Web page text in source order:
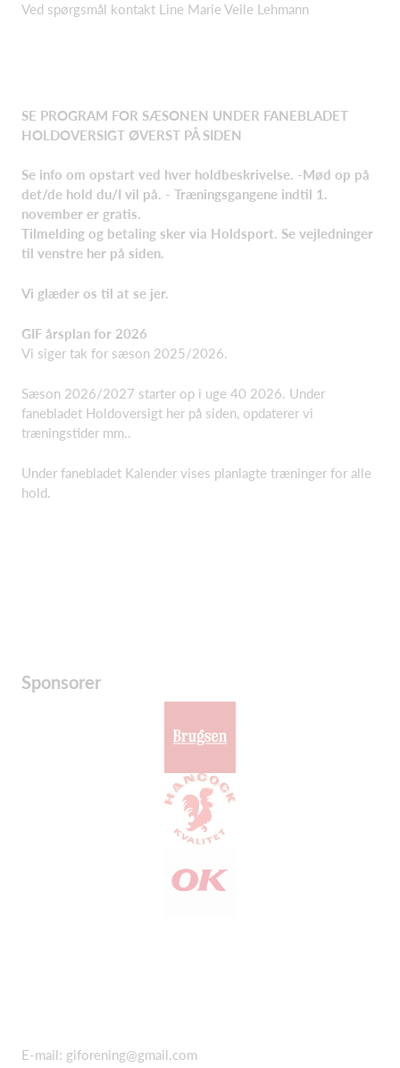
Ved spørgsmål kontakt Line Marie Veile Lehmann
SE PROGRAM FOR SÆSONEN UNDER FANEBLADET
HOLDOVERSIGT ØVERST PÅ SIDEN
Se info om opstart ved hver holdbeskrivelse. -Mød op på
det/de hold du/I vil på. - Træningsgangene indtil 1.
november er gratis.
Tilmelding og betaling sker via Holdsport. Se vejledninger
til venstre her på siden.
Vi glæder os til at se jer.
GIF årsplan for 2026
Vi siger tak for sæson 2025/2026.
Sæson 2026/2027 starter op i uge 40 2026. Under
fanebladet Holdoversigt her på siden, opdaterer vi
træningstider mm..
Under fanebladet Kalender vises planlagte træninger for alle
hold.
Sponsorer
E-mail: giforening@gmail.com